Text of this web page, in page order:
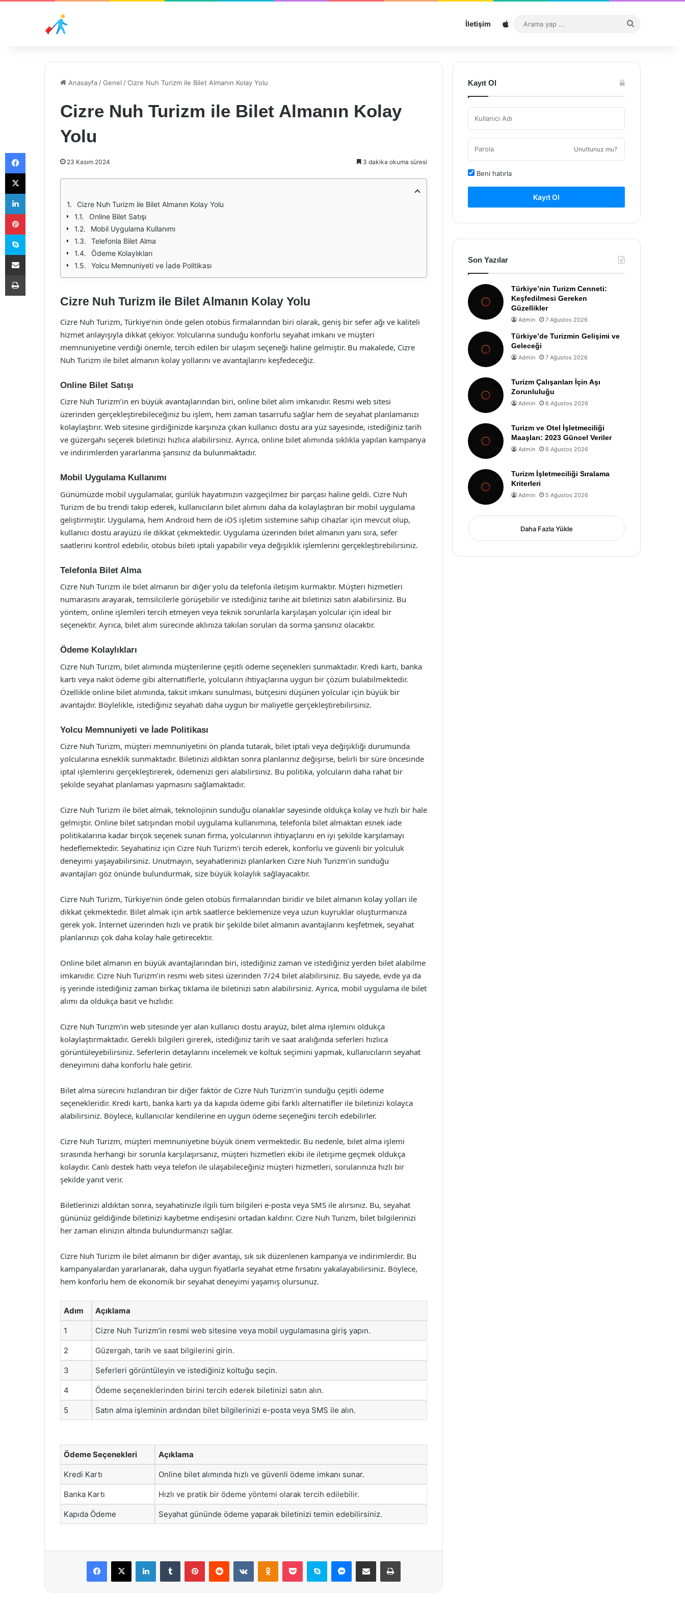
İletişim Sitemap
...
Anasayfa /Genel /Cizre Nuh Turizm ile Bilet Almanın Kolay Yolu
Cizre Nuh Turizm ile Bilet Almanın Kolay
Yolu
23 Kasım 2024 3 dakika okuma süresi
Cizre Nuh Turizm ile Bilet Almanın Kolay Yolu
Online Bilet Satışı
Mobil Uygulama Kullanımı
Telefonla Bilet Alma
Ödeme Kolaylıkları
Yolcu Memnuniyeti ve İade Politikası
Cizre Nuh Turizm ile Bilet Almanın Kolay Yolu
Cizre Nuh Turizm, Türkiye’nin önde gelen otobüs firmalarından biri olarak, geniş bir sefer ağı ve kaliteli
hizmet anlayışıyla dikkat çekiyor. Yolcularına sunduğu konforlu seyahat imkanı ve müşteri
memnuniyetine verdiği önemle, tercih edilen bir ulaşım seçeneği haline gelmiştir. Bu makalede, Cizre
Nuh Turizm ile bilet almanın kolay yollarını ve avantajlarını keşfedeceğiz.
Online Bilet Satışı
Cizre Nuh Turizm’in en büyük avantajlarından biri, online bilet alım imkanıdır. Resmi web sitesi
üzerinden gerçekleştirebileceğiniz bu işlem, hem zaman tasarrufu sağlar hem de seyahat planlamanızı
kolaylaştırır. Web sitesine girdiğinizde karşınıza çıkan kullanıcı dostu ara yüz sayesinde, istediğiniz tarih
ve güzergahı seçerek biletinizi hızlıca alabilirsiniz. Ayrıca, online bilet alımında sıklıkla yapılan kampanya
ve indirimlerden yararlanma şansınız da bulunmaktadır.
Mobil Uygulama Kullanımı
Günümüzde mobil uygulamalar, günlük hayatımızın vazgeçilmez bir parçası haline geldi. Cizre Nuh
Turizm de bu trendi takip ederek, kullanıcıların bilet alımını daha da kolaylaştıran bir mobil uygulama
geliştirmiştir. Uygulama, hem Android hem de iOS işletim sistemine sahip cihazlar için mevcut olup,
kullanıcı dostu arayüzü ile dikkat çekmektedir. Uygulama üzerinden bilet almanın yanı sıra, sefer
saatlerini kontrol edebilir, otobüs bileti iptali yapabilir veya değişiklik işlemlerini gerçekleştirebilirsiniz.
Telefonla Bilet Alma
Cizre Nuh Turizm ile bilet almanın bir diğer yolu da telefonla iletişim kurmaktır. Müşteri hizmetleri
numarasını arayarak, temsilcilerle görüşebilir ve istediğiniz tarihe ait biletinizi satın alabilirsiniz. Bu
yöntem, online işlemleri tercih etmeyen veya teknik sorunlarla karşılaşan yolcular için ideal bir
seçenektir. Ayrıca, bilet alım sürecinde aklınıza takılan soruları da sorma şansınız olacaktır.
Ödeme Kolaylıkları
Cizre Nuh Turizm, bilet alımında müşterilerine çeşitli ödeme seçenekleri sunmaktadır. Kredi kartı, banka
kartı veya nakit ödeme gibi alternatiflerle, yolcuların ihtiyaçlarına uygun bir çözüm bulabilmektedir.
Özellikle online bilet alımında, taksit imkanı sunulması, bütçesini düşünen yolcular için büyük bir
avantajdır. Böylelikle, istediğiniz seyahati daha uygun bir maliyetle gerçekleştirebilirsiniz.
Yolcu Memnuniyeti ve İade Politikası
Cizre Nuh Turizm, müşteri memnuniyetini ön planda tutarak, bilet iptali veya değişikliği durumunda
yolcularına esneklik sunmaktadır. Biletinizi aldıktan sonra planlarınız değişirse, belirli bir süre öncesinde
iptal işlemlerini gerçekleştirerek, ödemenizi geri alabilirsiniz. Bu politika, yolcuların daha rahat bir
şekilde seyahat planlaması yapmasını sağlamaktadır.
Cizre Nuh Turizm ile bilet almak, teknolojinin sunduğu olanaklar sayesinde oldukça kolay ve hızlı bir hale
gelmiştir. Online bilet satışından mobil uygulama kullanımına, telefonla bilet almaktan esnek iade
politikalarına kadar birçok seçenek sunan firma, yolcularının ihtiyaçlarını en iyi şekilde karşılamayı
hedeflemektedir. Seyahatiniz için Cizre Nuh Turizm’i tercih ederek, konforlu ve güvenli bir yolculuk
deneyimi yaşayabilirsiniz. Unutmayın, seyahatlerinizi planlarken Cizre Nuh Turizm’in sunduğu
avantajları göz önünde bulundurmak, size büyük kolaylık sağlayacaktır.
Cizre Nuh Turizm, Türkiye’nin önde gelen otobüs firmalarından biridir ve bilet almanın kolay yolları ile
dikkat çekmektedir. Bilet almak için artık saatlerce beklemenize veya uzun kuyruklar oluşturmanıza
gerek yok. İnternet üzerinden hızlı ve pratik bir şekilde bilet almanın avantajlarını keşfetmek, seyahat
planlarınızı çok daha kolay hale getirecektir.
Online bilet almanın en büyük avantajlarından biri, istediğiniz zaman ve istediğiniz yerden bilet alabilme
imkanıdır. Cizre Nuh Turizm’in resmi web sitesi üzerinden 7/24 bilet alabilirsiniz. Bu sayede, evde ya da
iş yerinde istediğiniz zaman birkaç tıklama ile biletinizi satın alabilirsiniz. Ayrıca, mobil uygulama ile bilet
alımı da oldukça basit ve hızlıdır.
Cizre Nuh Turizm’in web sitesinde yer alan kullanıcı dostu arayüz, bilet alma işlemini oldukça
kolaylaştırmaktadır. Gerekli bilgileri girerek, istediğiniz tarih ve saat aralığında seferleri hızlıca
görüntüleyebilirsiniz. Seferlerin detaylarını incelemek ve koltuk seçimini yapmak, kullanıcıların seyahat
deneyimini daha konforlu hale getirir.
Bilet alma sürecini hızlandıran bir diğer faktör de Cizre Nuh Turizm’in sunduğu çeşitli ödeme
seçenekleridir. Kredi kartı, banka kartı ya da kapıda ödeme gibi farklı alternatifler ile biletinizi kolayca
alabilirsiniz. Böylece, kullanıcılar kendilerine en uygun ödeme seçeneğini tercih edebilirler.
Cizre Nuh Turizm, müşteri memnuniyetine büyük önem vermektedir. Bu nedenle, bilet alma işlemi
sırasında herhangi bir sorunla karşılaşırsanız, müşteri hizmetleri ekibi ile iletişime geçmek oldukça
kolaydır. Canlı destek hattı veya telefon ile ulaşabileceğiniz müşteri hizmetleri, sorularınıza hızlı bir
şekilde yanıt verir.
Biletlerinizi aldıktan sonra, seyahatinizle ilgili tüm bilgileri e-posta veya SMS ile alırsınız. Bu, seyahat
gününüz geldiğinde biletinizi kaybetme endişesini ortadan kaldırır. Cizre Nuh Turizm, bilet bilgilerinizi
her zaman elinizin altında bulundurmanızı sağlar.
Cizre Nuh Turizm ile bilet almanın bir diğer avantajı, sık sık düzenlenen kampanya ve indirimlerdir. Bu
kampanyalardan yararlanarak, daha uygun fiyatlarla seyahat etme fırsatını yakalayabilirsiniz. Böylece,
hem konforlu hem de ekonomik bir seyahat deneyimi yaşamış olursunuz.
Adım Açıklama
1 Cizre Nuh Turizm’in resmi web sitesine veya mobil uygulamasına giriş yapın.
2 Güzergah, tarih ve saat bilgilerini girin.
3 Seferleri görüntüleyin ve istediğiniz koltuğu seçin.
4 Ödeme seçeneklerinden birini tercih ederek biletinizi satın alın.
5 Satın alma işleminin ardından bilet bilgilerinizi e-posta veya SMS ile alın.
Ödeme Seçenekleri Açıklama
Kredi Kartı Online bilet alımında hızlı ve güvenli ödeme imkanı sunar.
Banka Kartı Hızlı ve pratik bir ödeme yöntemi olarak tercih edilebilir.
Kapıda Ödeme Seyahat gününde ödeme yaparak biletinizi temin edebilirsiniz.
Facebook
X LinkedInTumblr PinterestReddit VKontakteOdnoklassniki
Pocket Skype Messenger
E-Posta ile paylaş Yazdır
Kayıt Ol
Unuttunuz mu?
Beni hatırla
Kayıt Ol
Son Yazılar
Türkiye’nin Turizm Cenneti:
Keşfedilmesi Gereken
Güzellikler
Admin 7 Ağustos 2026
Türkiye’de Turizmin Gelişimi ve
Geleceği
Admin 7 Ağustos 2026
Turizm Çalışanları İçin Aşı
Zorunluluğu
Admin 6 Ağustos 2026
Turizm ve Otel İşletmeciliği
Maaşları: 2023 Güncel Veriler
Admin 6 Ağustos 2026
Turizm İşletmeciliği Sıralama
Kriterleri
Admin 5 Ağustos 2026
Daha Fazla Yükle
Facebook
X
LinkedIn
Pinterest
Skype
E-Posta ile paylaş